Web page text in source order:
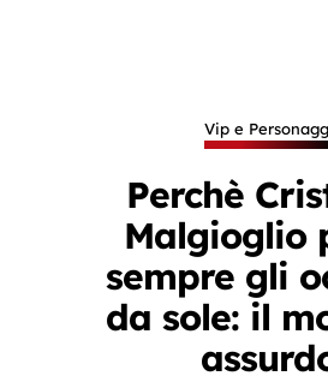
Vip e
Perchè
Malgioglio
sempre gli
da sole: il